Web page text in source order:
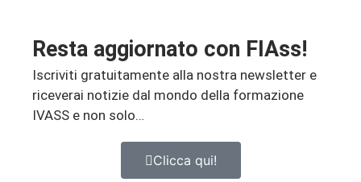
Resta aggiornato con FIAss!
Iscriviti gratuitamente alla nostra newsletter e
riceverai notizie dal mondo della formazione
IVASS e non solo…
Clicca qui!